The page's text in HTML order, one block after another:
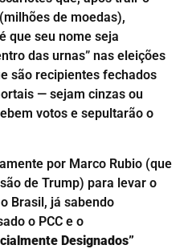
de moedas),
que seu nome seja
das urnas” nas eleições
são recipientes fechados
— sejam cinzas ou
votos e sepultarão o
por Marco Rubio (que
de Trump) para levar o
Brasil, já sabendo
o PCC e o
Designados”